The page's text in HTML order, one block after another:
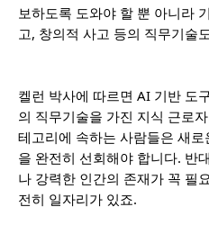
보하도록 도와야 할 뿐 아니라
고, 창의적 사고 등의 직무기술
켈런 박사에 따르면 AI 기반 도
의 직무기술을 가진 지식 근로
테고리에 속하는 사람들은 새
을 완전히 선회해야 합니다. 반
나 강력한 인간의 존재가 꼭 필
전히 일자리가 있죠.